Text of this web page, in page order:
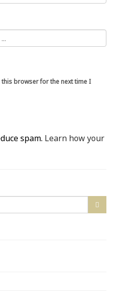
this browser for the next time I
spam. Learn how your